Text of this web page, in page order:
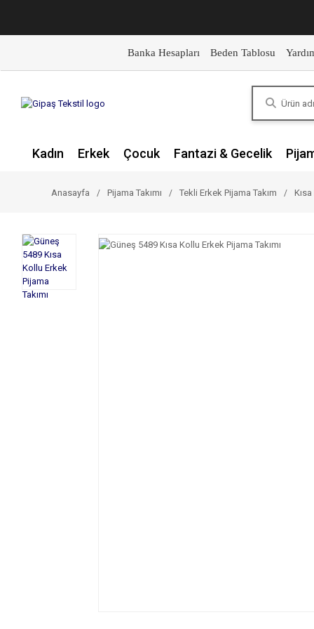
Banka Hesapları Beden Tablosu
Kadın Erkek Çocuk Fantazi & Gecelik
Anasayfa Pijama Takımı Tekli Erkek Pijama Takım